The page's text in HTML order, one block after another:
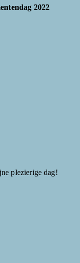
2022
plezierige dag!